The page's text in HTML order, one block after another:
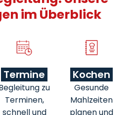
im Überblick
Termine
zu
Terminen,
schnell und
Kochen
Gesunde
Mahlzeiten
planen und